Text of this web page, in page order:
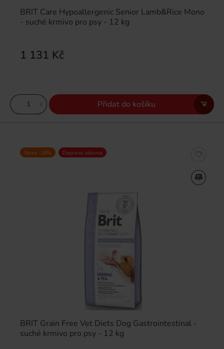
BRIT Care Hypoallergenic Senior Lamb&Rice Mono
- suché krmivo pro psy - 12 kg
1 131 Kč
Přidat do košíku
BRIT Grain Free Vet Diets Dog Gastrointestinal -
suché krmivo pro psy - 12 kg
Sleva -18% Doprava zdarma